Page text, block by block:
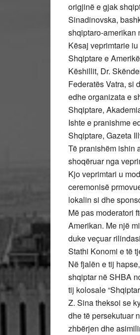
origjinë e gjak
Sinadinovska,
shqiptaro-amerikan
Kësaj veprimtarie
Shqiptare e
Këshillit, Dr.
Federatës Vatra, si
edhe organizata e
Shqiptare,
Ishte e pranishme
Shqiptare, Gazeta
Të pranishëm ishin
shoqëruar nga
Kjo veprimtari u
ceremonisë
lokalin si dhe
Më pas moderatori
Amerikan. Me një
duke veçuar
Stathi Konomi e të
Në fjalën e tij
shqiptar në SHBA
tij kolosale
Z. Sina theksoi se
dhe të persekutuar
zhbërjen dhe